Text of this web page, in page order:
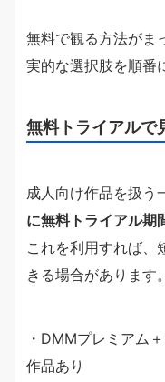
無料で観る方法がま
実的な選択肢を順番
無料トライアルで
成人向け作品を扱う
に無料トライアル期
これを利用すれば、
きる場合があります。
・DMMプレミアム
作品あり